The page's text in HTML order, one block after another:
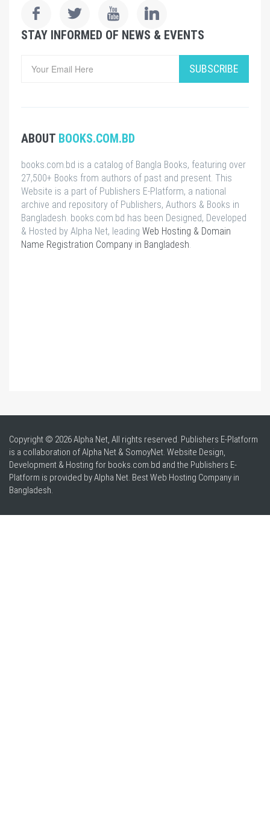
STAY INFORMED OF NEWS & EVENTS
SUBSCRIBE
ABOUT BOOKS.COM.BD
books.com.bd is a catalog of Bangla Books, featuring over
27,500+ Books from authors of past and present. This
Website is a part of Publishers E-Platform, a national
archive and repository of Publishers, Authors & Books in
Bangladesh. books.com.bd has been Designed, Developed
& Hosted by Alpha Net, leading Web Hosting & Domain
Name Registration Company in Bangladesh.
Copyright © 2026 Alpha Net, All rights reserved. Publishers E-Platform
is a collaboration of Alpha Net & SomoyNet. Website Design,
Development & Hosting for books.com.bd and the Publishers E-
Platform is provided by Alpha Net. BestWeb Hosting Company in
Bangladesh.